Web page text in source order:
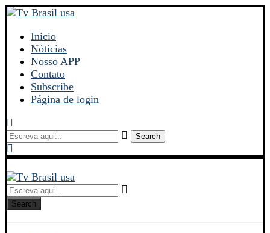
Inicio
Nóticias
Nosso APP
Contato
Subscribe
Página de login
Search
Search